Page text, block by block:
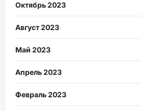
Октябрь 2023
Август 2023
Май 2023
Апрель 2023
Февраль 2023